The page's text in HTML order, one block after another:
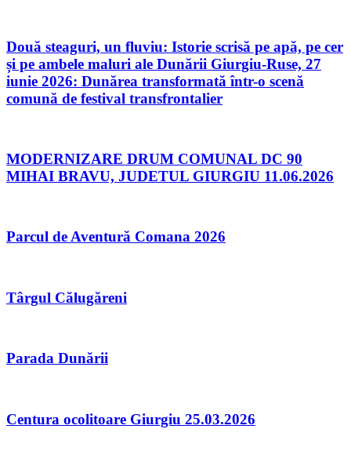
Două steaguri, un fluviu: Istorie scrisă pe apă, pe cer
și pe ambele maluri ale Dunării Giurgiu-Ruse, 27
iunie 2026: Dunărea transformată într-o scenă
comună de festival transfrontalier
MODERNIZARE DRUM COMUNAL DC 90
MIHAI BRAVU, JUDETUL GIURGIU 11.06.2026
Parcul de Aventură Comana 2026
Târgul Călugăreni
Parada Dunării
Centura ocolitoare Giurgiu 25.03.2026